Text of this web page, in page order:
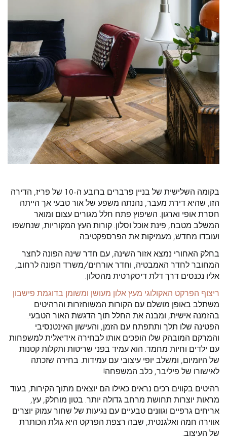
קבעו פגישה מותאמת אישית.
קבלו הצעת מחיר בחינם!
בקומה השלישית של בניין פרברים ברובע ה-10 של פריז, הדירה
הזו, שהיא דירת מעבר, נהנתה משפע של אור טבעי אך הייתה
חסרת אופי וארגון. השיפוץ פתח חלל מגורים עצום ומואר
המשלב מטבח, פינת אוכל וסלון. קורות העץ המקוריות, שנחשפו
ועובדו מחדש, מעמיקות את הפרספקטיבה.
בחלק האחורי נמצא אזור השינה, עם חדר שינה הפונה לחצר
המחובר לחדר האמבטיה, וחדר אורחים/משרד הפונה לרחוב,
אליו נכנסים דרך דלת דיסקרטית מהסלון.
ריצוף הפרקט האקולוגי מעץ אלון מעושן ומשומן בדוגמת פישבון
משתלב באופן מושלם עם הקורות המשוחזרות והרהיטים
בהזמנה אישית, ומבנה את החלל תוך הדגשת האור הטבעי.
הפטינה שלו תלך ותתפתח עם הזמן, והעישון האינטנסיבי
והמרקם המובהק שלו הופכים אותו לבחירה אידיאלית למשפחות
עם ילדים וחיות מחמד. הוא עמיד בפני שריטות ותקלות קטנות
של היומיום, ומשלב יופי עיצובי עם עמידות. בחירה שזכתה
לאישורו של פיליבר, כלב המשפחה!
רהיטים בקווים רכים נראים כאילו הם יוצאים מתוך הקירות, בעוד
מראות יוצרות תחושת מרחב גדולה יותר. בטון מוחלק, עץ,
אריחים גרפיים וגוונים טבעיים עם נגיעות של שחור עמוק יוצרים
אווירה חמה ואלגנטית, שבה רצפת הפרקט היא גולת הכותרת
של העיצוב.